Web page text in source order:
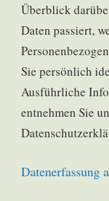
Überblick
Daten passiert,
Sie persönlich
Ausführliche
entnehmen Sie
Datenerfassung